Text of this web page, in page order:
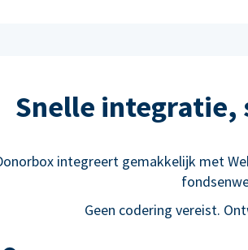
Snelle integratie,
integreert gemakkelijk met
Geen codering vereist.